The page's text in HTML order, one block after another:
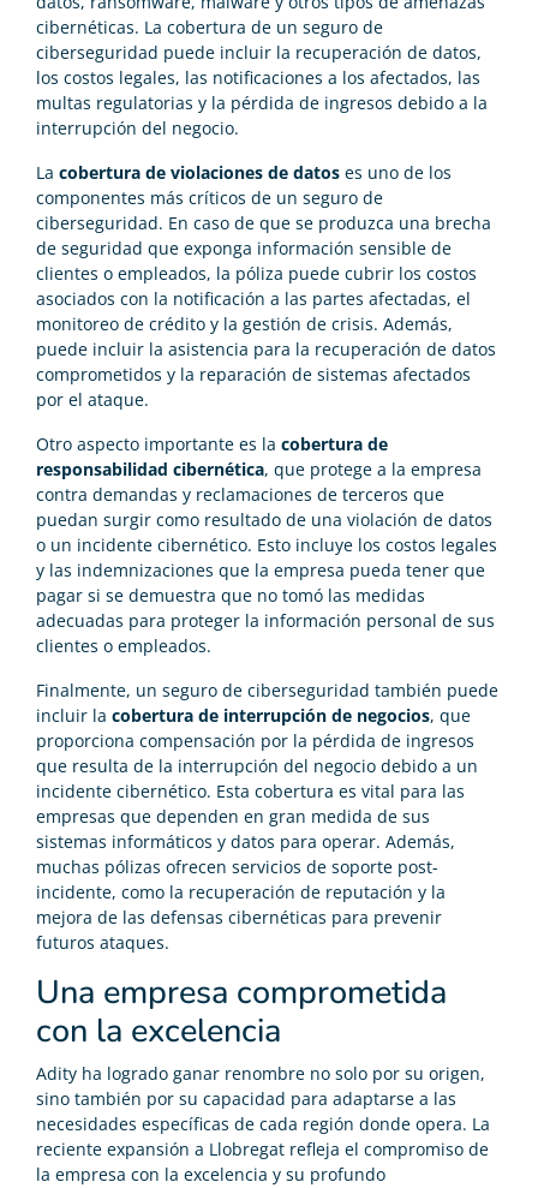
cibernéticas. La cobertura de un seguro de
ciberseguridad puede incluir la recuperación de datos,
los costos legales, las notificaciones a los afectados, las
multas regulatorias y la pérdida de ingresos debido a la
interrupción del negocio.
La cobertura de violaciones de datos es uno de los
componentes más críticos de un seguro de
ciberseguridad. En caso de que se produzca una brecha
de seguridad que exponga información sensible de
clientes o empleados, la póliza puede cubrir los costos
asociados con la notificación a las partes afectadas, el
monitoreo de crédito y la gestión de crisis. Además,
puede incluir la asistencia para la recuperación de datos
comprometidos y la reparación de sistemas afectados
por el ataque.
Otro aspecto importante es la cobertura de
responsabilidad cibernética, que protege a la empresa
contra demandas y reclamaciones de terceros que
puedan surgir como resultado de una violación de datos
o un incidente cibernético. Esto incluye los costos legales
y las indemnizaciones que la empresa pueda tener que
pagar si se demuestra que no tomó las medidas
adecuadas para proteger la información personal de sus
clientes o empleados.
Finalmente, un seguro de ciberseguridad también puede
incluir la cobertura de interrupción de negocios, que
proporciona compensación por la pérdida de ingresos
que resulta de la interrupción del negocio debido a un
incidente cibernético. Esta cobertura es vital para las
empresas que dependen en gran medida de sus
sistemas informáticos y datos para operar. Además,
muchas pólizas ofrecen servicios de soporte post-
incidente, como la recuperación de reputación y la
mejora de las defensas cibernéticas para prevenir
futuros ataques.
Una empresa comprometida
con la excelencia
Adity ha logrado ganar renombre no solo por su origen,
sino también por su capacidad para adaptarse a las
necesidades específicas de cada región donde opera. La
reciente expansión a Llobregat refleja el compromiso de
la empresa con la excelencia y su profundo